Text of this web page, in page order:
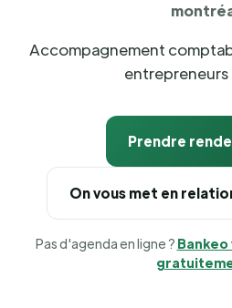
Accompagnement
entrepreneurs
Prendre
On vous met en
Pas d'agenda en ligne ?